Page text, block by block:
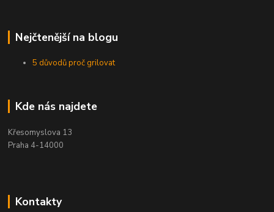
Nejčtenější na blogu
5 důvodů proč grilovat
Kde nás najdete
Křesomyslova 13
Praha 4-14000
Kontakty